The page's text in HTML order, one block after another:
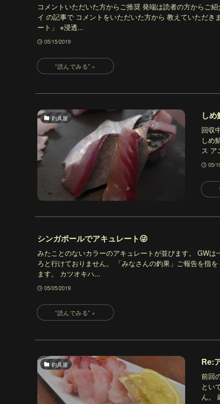
コメントいただいた方からご推奨 発端は読者の方からご
イ の記事で コメントをいただいた方から 教えていただき
ート」 ※浸透...
05/15/2019
釣具屋 し
回収
しめ
ス ア
05/
シンガポールでアキュレート😜
みたことのないカラーのアキュレートが並びます。 GWは
ろと行けておりません。 「みなさんの釣果」ご報告を指
ます。 カツオキハ...
05/05/2019
釣具屋 Re:
前回
とい
ん。